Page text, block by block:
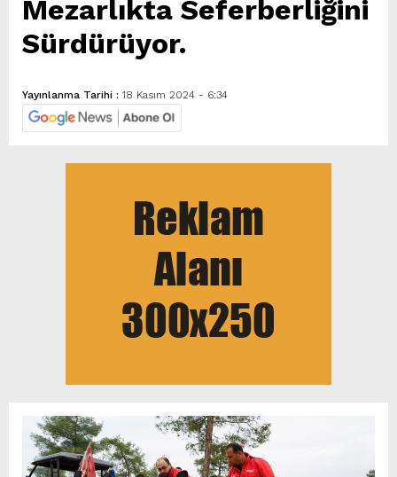
Mezarlıkta Seferberliğini
Sürdürüyor.
Yayınlanma Tarihi : 18 Kasım 2024 - 6:34